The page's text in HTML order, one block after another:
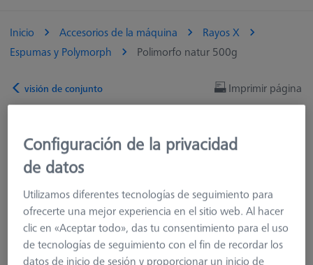
Inicio Accesorios de la máquina
Rayos X
Espumas y Polymorph
Polimorfo natur 500g
Imprimir página
visión de conjunto
Configuración de la privacidad
de datos
Utilizamos diferentes tecnologías de seguimiento para
ofrecerte una mejor experiencia en el sitio web. Al hacer
clic en «Aceptar todo», das tu consentimiento para el uso
de tecnologías de seguimiento con el fin de recordar los
datos de inicio de sesión y proporcionar un inicio de